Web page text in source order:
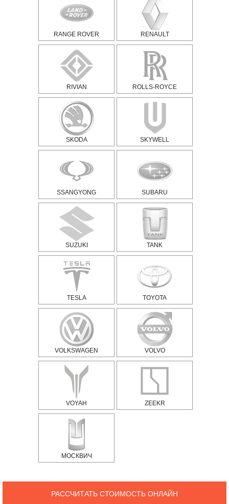
RANGE ROVER RENAULT
RIVIAN ROLLS-ROYCE
SKODA SKYWELL
SSANGYONG SUBARU
SUZUKI TANK
TESLA TOYOTA
VOLKSWAGEN VOLVO
VOYAH ZEEKR
МОСКВИЧ
РАССЧИТАТЬ СТОИМОСТЬ ОНЛАЙН